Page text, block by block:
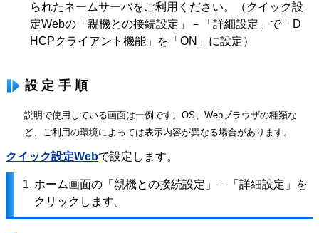
られたネームサーバをご利用ください。（クイック設
定Webの「親機との接続設定」－「詳細設定」で「D
HCPクライアント機能」を「ON」に設定）
設定手順
説明で使用している画面は一例です。OS、Webブラウザの種類な
ど、ご利用の環境によっては表示内容が異なる場合があります。
クイック設定Webで設定します。
1. ホーム画面の「親機との接続設定」－「詳細設定」を
クリックします。